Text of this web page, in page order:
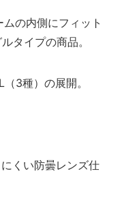
の内側にフィット
タイプの商品。
3種）の展開。
くい防曇レンズ仕